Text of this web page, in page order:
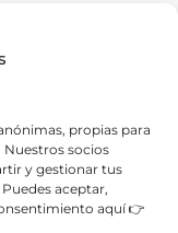
propias para
socios
y gestionar tus
aceptar,
aquí 👉
con
una oportunidad de
Mejor Opción para
de alquiler de